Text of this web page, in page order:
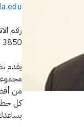
رقم
3850
من
كل